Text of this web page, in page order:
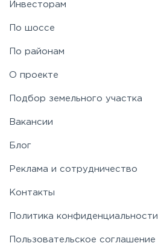
Таракановское
Щелковское
Инвесторам
По шоссе
По районам
О проекте
Подбор земельного участка
Вакансии
Блог
Реклама и сотрудничество
Контакты
Политика конфиденциальности
Пользовательское соглашение